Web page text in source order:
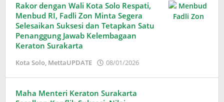
Rakor dengan Wali Kota Solo Respati,
Menbud RI, Fadli Zon Minta Segera
Selesaikan Suksesi dan Tetapkan Satu
Penanggung Jawab Kelembagaan
Keraton Surakarta
Kota Solo, MettaUPDATE 08/01/2026
Wardani
Maha Menteri Keraton Surakarta